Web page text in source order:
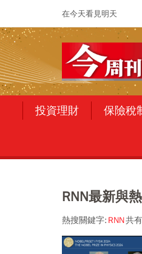
在今天看見明天
投資理財 保險稅
RNN最新與
熱搜關鍵字: RNN共有